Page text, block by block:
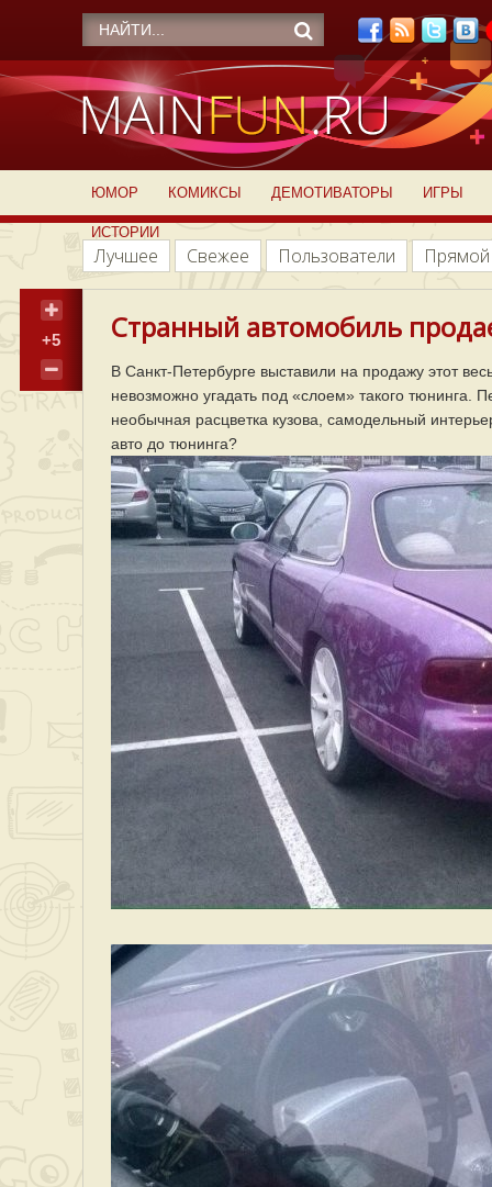
ЮМОР КОМИКСЫ ДЕМОТИВАТОРЫ ИГРЫ
ИСТОРИИ
Лучшее Свежее Пользователи
+5 Странный автомобиль
В Санкт-Петербурге выставили на продажу этот
невозможно угадать под «слоем» такого тюнинга.
необычная расцветка кузова, самодельный
авто до тюнинга?